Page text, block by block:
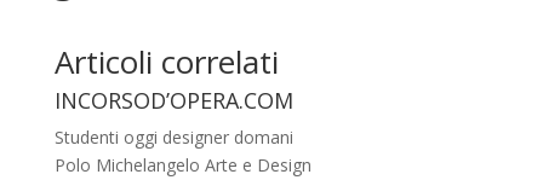
Articoli correlati
INCORSOD’OPERA.COM
Studenti oggi designer domani
Polo Michelangelo Arte e Design